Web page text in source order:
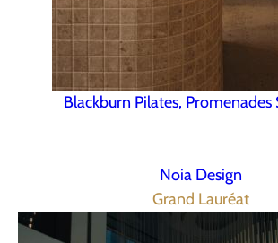
Blackburn Pilates,
Noia Design
Grand Lauréat